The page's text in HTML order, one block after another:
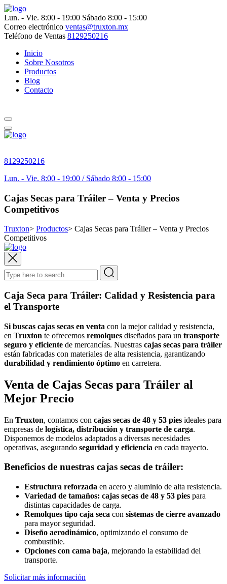
Lun. - Vie. 8:00 - 19:00 Sábado 8:00 - 15:00
Correo electrónico ventas@truxton.mx
Teléfono de Ventas 8129250216
Inicio
Sobre Nosotros
Productos
Blog
Contacto
8129250216
Lun. - Vie. 8:00 - 19:00 / Sábado 8:00 - 15:00
Cajas Secas para Tráiler – Venta y Precios
Competitivos
Truxton> Productos> Cajas Secas para Tráiler – Venta y Precios
Competitivos
Caja Seca para Tráiler: Calidad y Resistencia para
el Transporte
Si buscas cajas secas en venta con la mejor calidad y resistencia,
en Truxton te ofrecemos remolques diseñados para un transporte
seguro y eficiente de mercancías. Nuestras cajas secas para tráiler
están fabricadas con materiales de alta resistencia, garantizando
durabilidad y rendimiento óptimo en carretera.
Venta de Cajas Secas para Tráiler al
Mejor Precio
En Truxton, contamos con cajas secas de 48 y 53 pies ideales para
empresas de logística, distribución y transporte de carga.
Disponemos de modelos adaptados a diversas necesidades
operativas, asegurando seguridad y eficiencia en cada trayecto.
Beneficios de nuestras cajas secas de tráiler:
Estructura reforzada en acero y aluminio de alta resistencia.
Variedad de tamaños: cajas secas de 48 y 53 pies para
distintas capacidades de carga.
Remolques tipo caja seca con sistemas de cierre avanzado
para mayor seguridad.
Diseño aerodinámico, optimizando el consumo de
combustible.
Opciones con cama baja, mejorando la estabilidad del
transporte.
Solicitar más información